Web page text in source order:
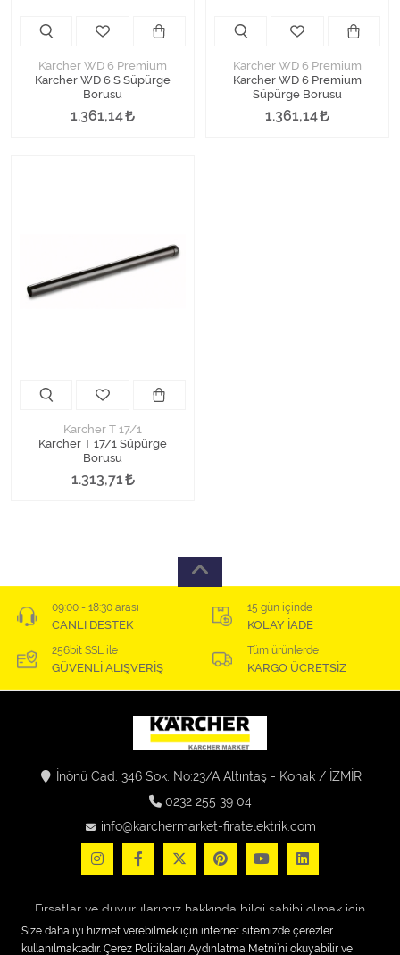
Karcher WD 6 Premium
Karcher WD 6 S Süpürge
Borusu
1.361,14
Karcher WD 6 Premium
Karcher WD 6 Premium
Süpürge Borusu
1.361,14
Karcher T 17/1
Karcher T 17/1 Süpürge
Borusu
1.313,71
09:00 - 18:30 arası
CANLI DESTEK
15 gün içinde
KOLAY İADE
256bit SSL ile
GÜVENLİ ALIŞVERİŞ
Tüm ürünlerde
KARGO ÜCRETSİZ
İnönü Cad. 346 Sok. No:23/A Altıntaş - Konak / İZMİR
0232 255 39 04
info@karchermarket-firatelektrik.com
Fırsatlar ve duyurularımız hakkında bilgi sahibi olmak için
kaydolun!
Size daha iyi hizmet verebilmek için internet sitemizde çerezler
kullanılmaktadır. Çerez Politikaları Aydınlatma Metni’ni okuyabilir ve